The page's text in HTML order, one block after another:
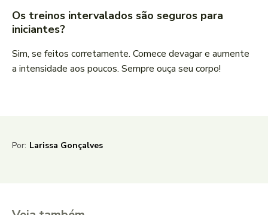
Os treinos intervalados são seguros para
iniciantes?
Sim, se feitos corretamente. Comece devagar e aumente
a intensidade aos poucos. Sempre ouça seu corpo!
Por: Larissa Gonçalves